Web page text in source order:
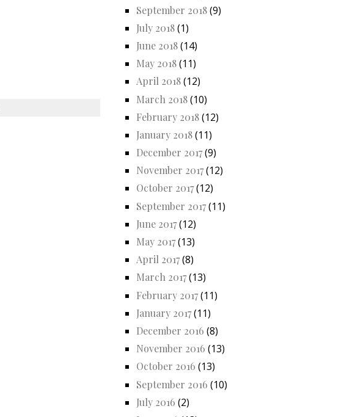
September 2018(9)
July 2018(1)
June 2018(14)
May 2018(11)
April 2018(12)
March 2018(10)
February 2018(12)
January 2018(11)
December 2017(9)
November 2017(12)
October 2017(12)
September 2017(11)
June 2017(12)
May 2017(13)
April 2017(8)
March 2017(13)
February 2017(11)
January 2017(11)
December 2016 (8)
November 2016 (13)
October 2016 (13)
September 2016 (10)
July 2016 (2)